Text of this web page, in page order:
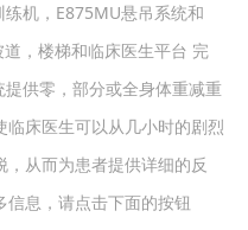
练机，E875MU悬吊系统和
，楼梯和临床医生平台 完
提供零，部分或全身体重减重
临床医生可以从几小时的剧烈
，从而为患者提供详细的反
信息，请点击下面的按钮